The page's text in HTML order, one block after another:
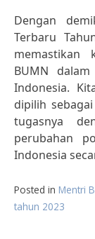
Dengan
Terbaru
memastikan
BUMN
Indonesia.
dipilih
tugasnya
perubahan
Indonesia
Posted in Mentri
tahun 2023